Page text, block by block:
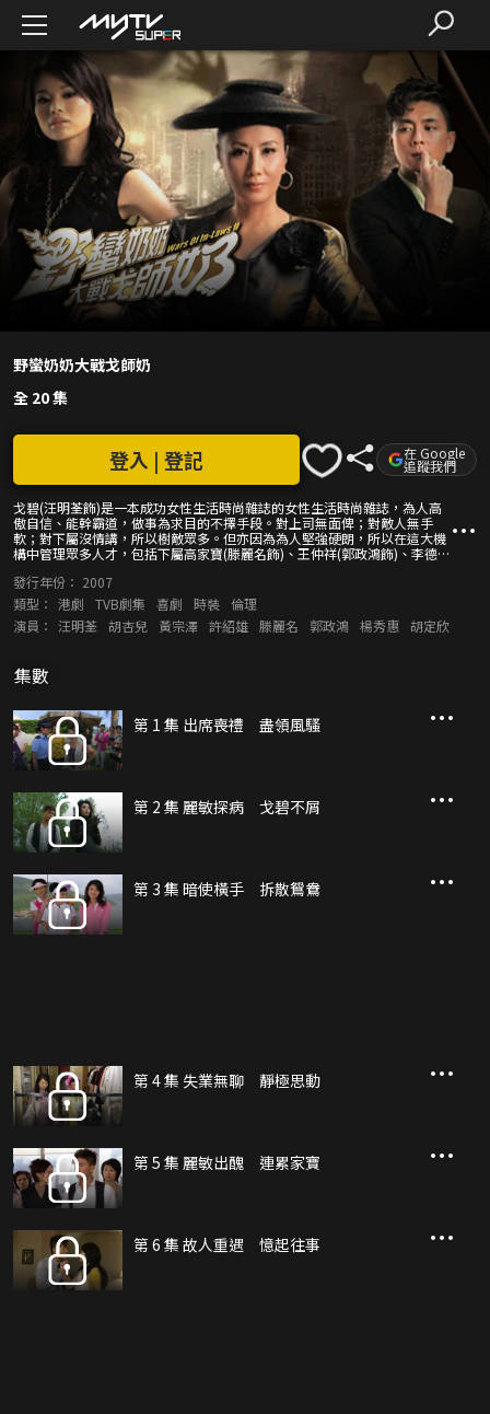
野蠻奶奶大戰戈師奶
全 20 集
戈碧(汪明荃飾)是一本成功女性生活時尚雜誌的女性生活時尚雜誌，為人高
傲自信、能幹霸道，做事為求目的不擇手段。對上司無面俾；對敵人無手
軟；對下屬沒情講，所以樹敵眾多。但亦因為為人堅強硬朗，所以在這大機
構中管理眾多人才，包括下屬高家寶(滕麗名飾)、王仲祥(郭政鴻飾)、李德謹
而戈碧獨有審美眼光、對生活品味有追求、對市場之觸角敏銳亦是其事業成
功之重要因素。 戈碧在事業上是個女強人，家中事無大小亦由她決定。戈碧
有一兒子戈德(黃宗澤飾)，為人聰明有才華，不過在女強人阿媽的控制之下
成長，不時壓抑了自己的想法去遷就迎合阿媽，更不時替苛刻的她贖罪補
可以栽培他出人頭地。 戈德外形俊朗，身邊有不少追求者，而周麗敏(胡杏
就會鍥而不捨勇往直前。麗敏邂逅戈德之後，一見鍾情，為爭取自己的幸
福，對戈德展開強勢追求，戈德對麗敏無可無不可。一次，雜誌社發生了炸
彈驚魂，事緣戈碧非議某明星衣著，其狂迷向戈碧進行報復，大鬧雜誌社，
更以槍脅迫戈碧，幸得麗敏奮不顧身相救。麗敏成戈碧的救命恩人，麗敏要
求戈碧答應不能阻止自己跟戈德拍拖，戈碧認定戈德不會愛麗敏，故答應。
不阻止麗敏追求戈德，但卻介紹更好條件的女朋友給戈德，又千方百計令麗
敏知難而退。誰知麗敏的鬥志極頑強，跟戈碧明爭暗鬥，百忍成金，戈德被
感動，終於戲假情真變成「有名有實」的情侶，並登記註冊，戈碧無奈被逼
接受這個新抱。接著，麗敏因為救戈德失去女警一職，輾轉入了戈碧的雜誌
某個傳媒大獎，又有國際財團因為戈碧而打算注資雜誌社，就在此時，剛剛
放監的畢平凡(許紹雄飾)來找戈碧，麗敏發覺奶奶對他很避忌。與此同時，
戈碧之得力助手高家寶((滕麗名飾)時時利用麗敏破壞戈碧之事業，麗敏明查
暗訪，還以為奶奶是當年一單大案的幕後主腦，弄出不少誤會和笑話，幕後
主腦捉不到，反而揭發了戈碧當年一段不為人知的過去，原來家寶與戈碧有
Mark 盡快將雜誌出售。另一邊廂，麗敏失望地回到公司，發現剛出版的一
期，被控告未得授權刊登未播映的電影戲服，而事件正是家寶與芷喬的奸
計。原本買家拒絕買下雜誌，Mark 極力指責麗敏。麗敏找戈碧道歉，稱自
己未能保得住她的心血。戈碧聽後卻反過來開解麗敏，二人終和解。原來一
版。
登入 | 登記 在 Google
追蹤我們
發行年份： 2007
類型： 港劇 TVB劇集 喜劇 時裝 倫理
演員： 汪明荃 胡杏兒 黃宗澤 許紹雄 滕麗名 郭政鴻 楊秀惠 胡定欣
集數
第 1 集 出席喪禮 盡領風騷
第 2 集 麗敏探病 戈碧不屑
第 3 集 暗使橫手 拆散鴛鴦
第 4 集 失業無聊 靜極思動
第 5 集 麗敏出醜 連累家寶
第 6 集 故人重遇 憶起往事